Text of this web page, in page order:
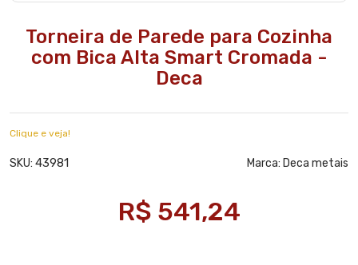
Torneira de Parede para Cozinha
com Bica Alta Smart Cromada -
Deca
Clique e veja!
SKU: 43981 Marca: Deca metais
R$ 541,24